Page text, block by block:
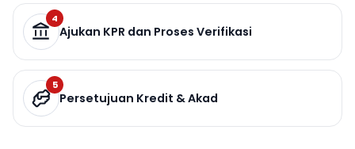
4
Ajukan KPR dan Proses Verifikasi
5
Persetujuan Kredit & Akad